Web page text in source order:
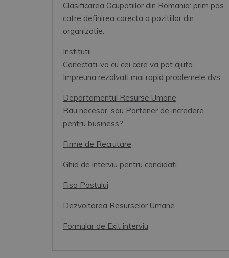
Clasificarea Ocupatiilor din Romania: prim pas
catre definirea corecta a pozitiilor din
organizatie.
Institutii
Conectati-va cu cei care va pot ajuta.
Impreuna rezolvati mai rapid problemele dvs.
Departamentul Resurse Umane
Rau necesar, sau Partener de incredere
pentru business?
Firme de Recrutare
Ghid de interviu pentru candidati
Fisa Postului
Dezvoltarea Resurselor Umane
Formular de Exit interviu